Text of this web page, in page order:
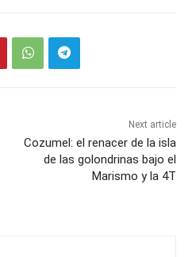
Next article
Cozumel: el renacer de la isla
de las golondrinas bajo el
Marismo y la 4T